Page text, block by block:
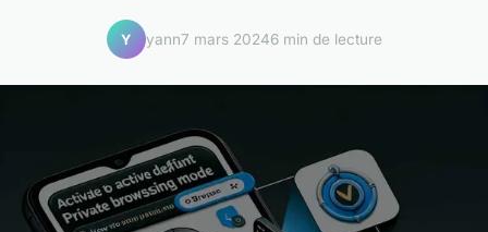
Y yann7 mars 20246 min de lecture